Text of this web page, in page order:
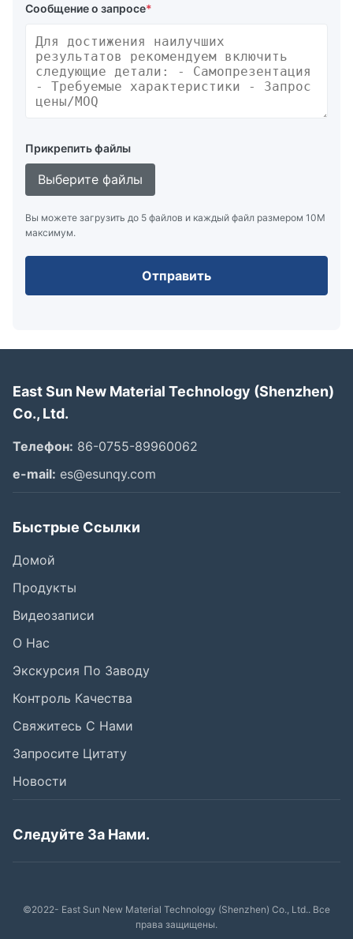
Сообщение о запросе*
Прикрепить файлы
Выберите файлы
Вы можете загрузить до 5 файлов и каждый файл размером 10M
максимум.
Отправить
East Sun New Material Technology (Shenzhen)
Co., Ltd.
Телефон: 86-0755-89960062
e-mail: es@esunqy.com
Быстрые Ссылки
Домой
Продукты
Видеозаписи
О Нас
Экскурсия По Заводу
Контроль Качества
Свяжитесь С Нами
Запросите Цитату
Новости
Следуйте За Нами.
©2022- East Sun New Material Technology (Shenzhen) Co., Ltd.. Все
права защищены.